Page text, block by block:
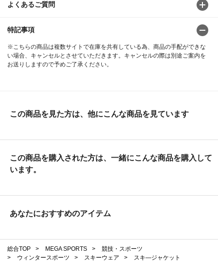
よくあるご質問
特記事項
※こちらの商品は複数サイトで在庫を共有している為、商品の手配ができな
い場合、キャンセルとさせていただきます。キャンセルの際は別途ご案内を
お送りしますので予めご了承ください。
この商品を見た方は、他にこんな商品を見ています
この商品を購入された方は、一緒にこんな商品を購入して
います。
あなたにおすすめのアイテム
総合TOP > MEGA SPORTS >
競技・スポーツ
>
ウィンタースポーツ > スキーウェア >
スキ―ジャケット